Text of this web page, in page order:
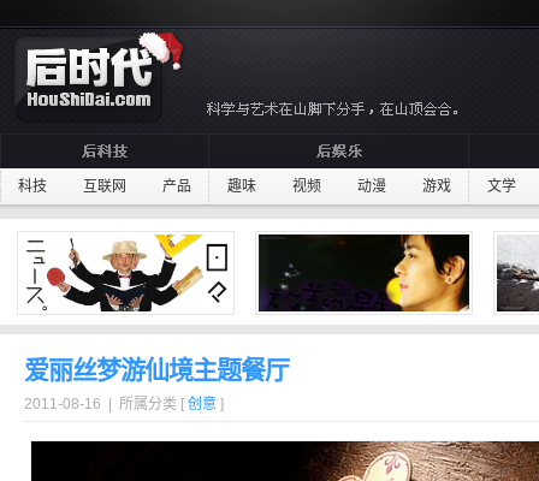
科技 互联网 产品 趣味 视频 动漫 游戏 文学
爱丽丝梦游仙境主题餐厅
2011-08-16 | 所属分类 [ 创意 ]